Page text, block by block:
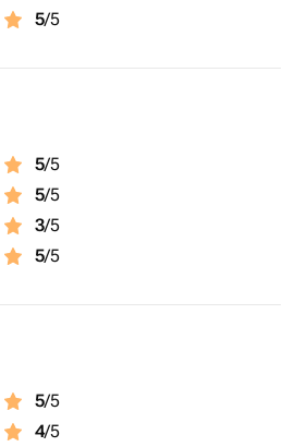
5/5
5/5
5/5
3/5
5/5
5/5
4/5